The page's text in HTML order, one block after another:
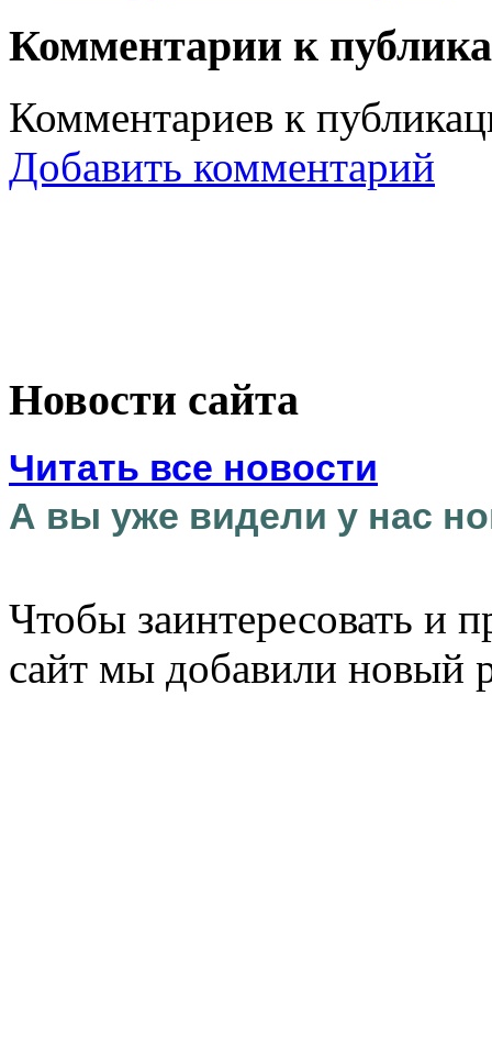
Комментарии к
Комментариев к
Добавить комментарий
Новости сайта
Читать все новости
А вы уже видели у нас
Чтобы заинтересовать и
сайт мы добавили новый